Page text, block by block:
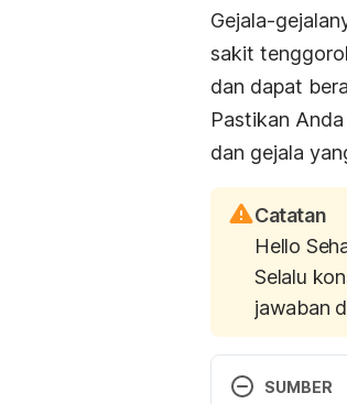
Gejala-
sakit
dan dapat
Pastikan
dan gejala
Catatan
Hello
Selalu
jawaban
SUMBER